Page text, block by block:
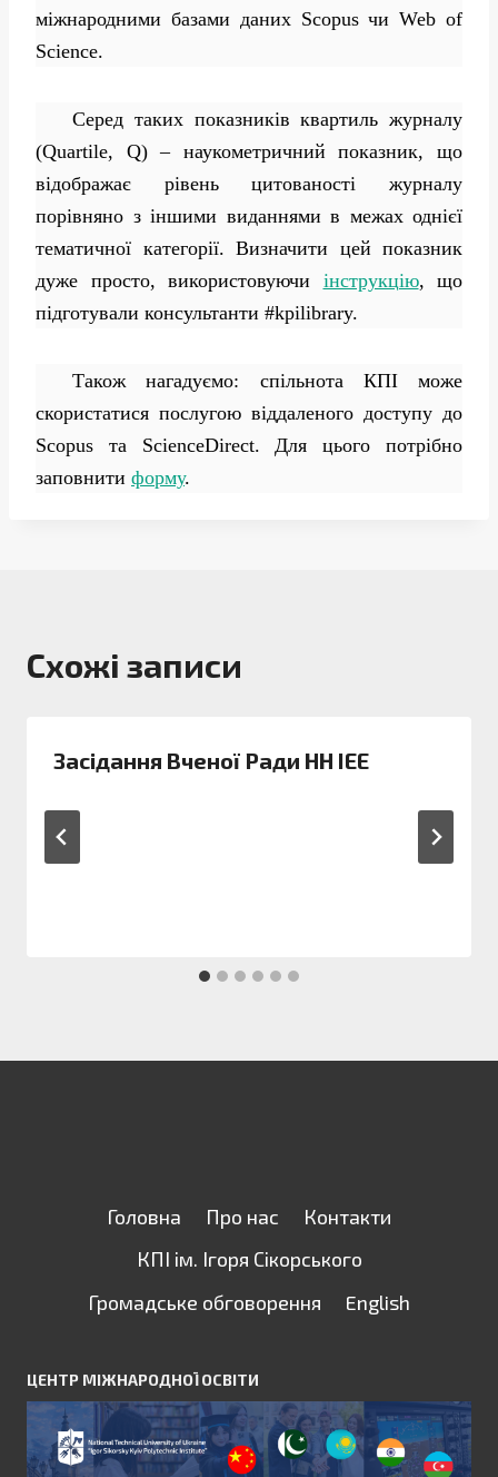
міжнародними базами даних Scopus чи Web of
Science.
Серед таких показників квартиль журналу
(Quartile, Q) – наукометричний показник, що
відображає рівень цитованості журналу
порівняно з іншими виданнями в межах однієї
тематичної категорії. Визначити цей показник
дуже просто, використовуючи інструкцію, що
підготували консультанти #kpilibrary.
Також нагадуємо: спільнота КПІ може
скористатися послугою віддаленого доступу до
Scopus та ScienceDirect. Для цього потрібно
заповнити форму.
Схожі записи
Засідання Вченої Ради НН ІЕЕ
Головна Про нас
Контакти
КПІ ім. Ігоря Сікорського
Громадське обговорення
English
ЦЕНТР МІЖНАРОДНОЇ ОСВІТИ